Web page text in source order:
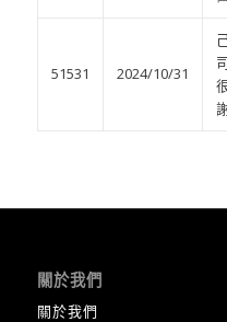
51531 2024/10/31
關於我們
關於我們